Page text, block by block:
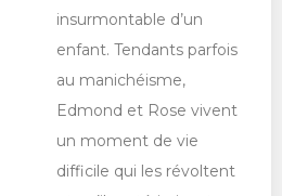
insurmontable d’un
enfant. Tendants parfois
au manichéisme,
Edmond et Rose vivent
un moment de vie
difficile qui les révoltent